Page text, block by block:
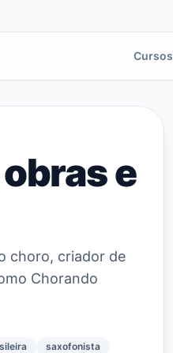
Cursos
e
choro, criador de
Chorando
saxofonista